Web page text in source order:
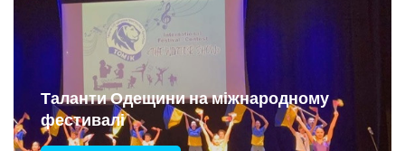
Інтеграція ветеранів в українське суспільство
Нічна атака на Одесу: наслідки обстрілу
Енергетична підтримка для Одеси
Таланти Одещини на міжнародному
фестивалі